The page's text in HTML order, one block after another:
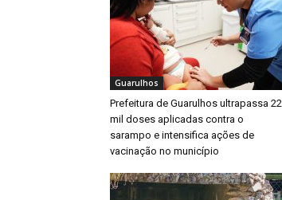
Guarulhos
Prefeitura de Guarulhos ultrapassa 22
mil doses aplicadas contra o
sarampo e intensifica ações de
vacinação no município